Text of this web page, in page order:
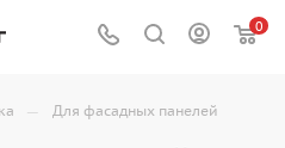
0
— Для фасадных панелей